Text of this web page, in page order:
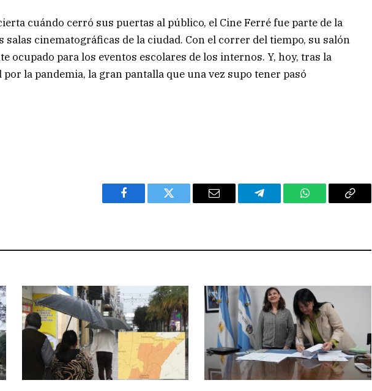
cuándo cerró sus puertas al público, el Cine Ferré fue parte de la
salas cinematográficas de la ciudad. Con el correr del tiempo, su salón
ocupado para los eventos escolares de los internos. Y, hoy, tras la
la pandemia, la gran pantalla que una vez supo tener pasó
Facebook Twitter Email Telegram WhatsAppCopy